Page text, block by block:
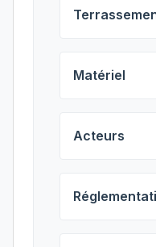
Matériel
Acteurs